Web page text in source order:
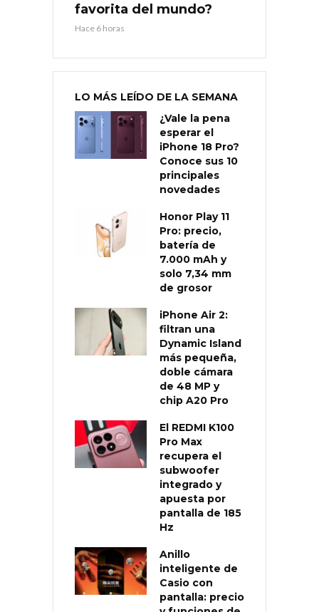
favorita del mundo?
Hace 6 horas
LO MÁS LEÍDO DE LA SEMANA
¿Vale la pena
esperar el
iPhone 18 Pro?
Conoce sus 10
principales
novedades
Honor Play 11
Pro: precio,
batería de
7.000 mAh y
solo 7,34 mm
de grosor
iPhone Air 2:
filtran una
Dynamic Island
más pequeña,
doble cámara
de 48 MP y
chip A20 Pro
El REDMI K100
Pro Max
recupera el
subwoofer
integrado y
apuesta por
pantalla de 185
Hz
Anillo
inteligente de
Casio con
pantalla: precio